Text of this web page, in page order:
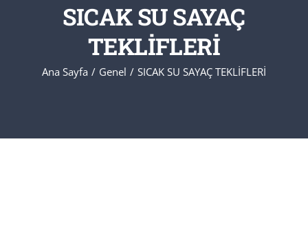
SICAK SU SAYAÇ
TEKLİFLERİ
Ana Sayfa Genel SICAK SU SAYAÇ TEKLİFLERİ